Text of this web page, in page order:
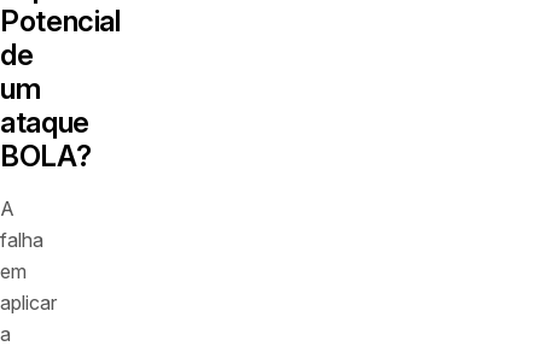
Potencial
de
um
ataque
BOLA?
A
falha
em
aplicar
a